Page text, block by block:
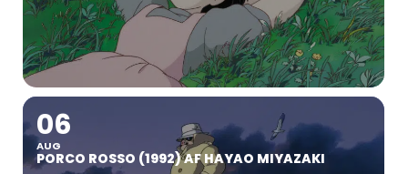
06
AUG
PORCO ROSSO (1992) AF HAYAO MIYAZAKI